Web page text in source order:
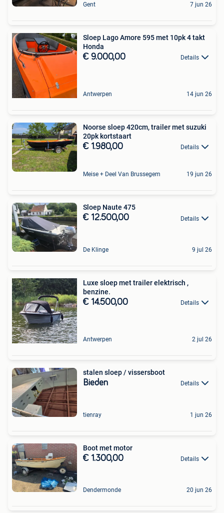
Gent 7 jun 26
Sloep Lago Amore 595 met 10pk 4 takt
Honda
€ 9.000,00 Details
Antwerpen 14 jun 26
Noorse sloep 420cm, trailer met suzuki
20pk kortstaart
€ 1.980,00 Details
Meise + Deel Van Brussegem 19 jun 26
Sloep Naute 475
€ 12.500,00 Details
De Klinge 9 jul 26
Luxe sloep met trailer elektrisch ,
benzine.
€ 14.500,00 Details
Antwerpen 2 jul 26
stalen sloep / vissersboot
Bieden Details
tienray 1 jun 26
Boot met motor
€ 1.300,00 Details
Dendermonde 20 jun 26